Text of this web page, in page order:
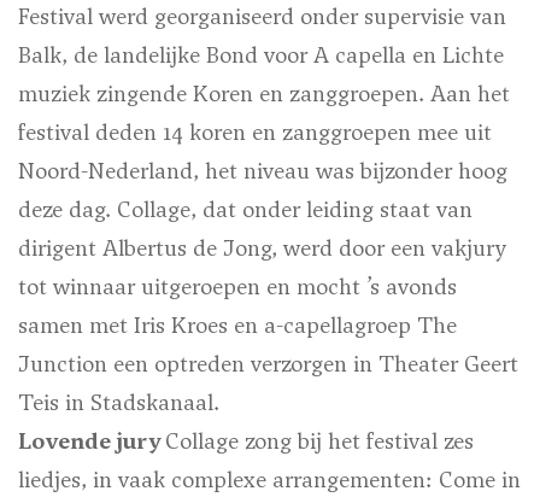
Festival werd georganiseerd onder supervisie van
Balk, de landelijke Bond voor A capella en Lichte
muziek zingende Koren en zanggroepen. Aan het
festival deden 14 koren en zanggroepen mee uit
Noord-Nederland, het niveau was bijzonder hoog
deze dag. Collage, dat onder leiding staat van
dirigent Albertus de Jong, werd door een vakjury
tot winnaar uitgeroepen en mocht ’s avonds
samen met Iris Kroes en a-capellagroep The
Junction een optreden verzorgen in Theater Geert
Teis in Stadskanaal.
Lovende juryCollage zong bij het festival zes
liedjes, in vaak complexe arrangementen: Come in